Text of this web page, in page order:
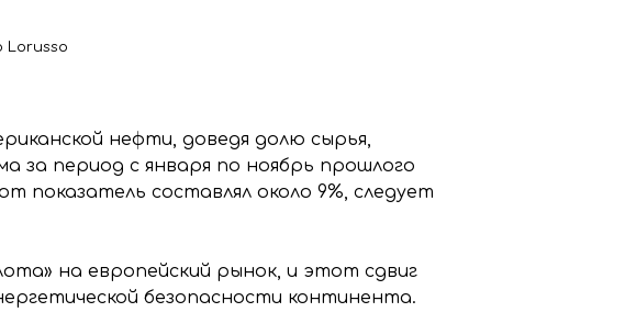
Lorusso
нефти, доведя долю сырья,
за период с января по ноябрь прошлого
показатель составлял около 9%, следует
на европейский рынок, и этот сдвиг
безопасности континента.